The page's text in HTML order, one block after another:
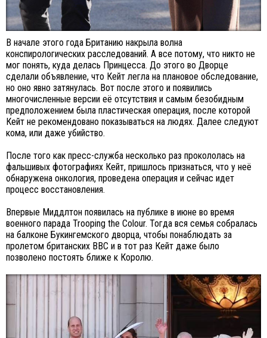
В начале этого года Британию накрыла волна
конспирологических расследований. А все потому, что никто не
мог понять, куда делась Принцесса. До этого во Дворце
сделали объявление, что Кейт легла на плановое обследование,
но оно явно затянулась. Вот после этого и появились
многочисленные версии её отсутствия и самым безобидным
предположением была пластическая операция, после которой
Кейт не рекомендовано показываться на людях. Далее следуют
кома, или даже убийство.
После того как пресс-служба несколько раз прокололась на
фальшивых фотографиях Кейт, пришлось признаться, что у неё
обнаружена онкология, проведена операция и сейчас идет
процесс восстановления.
Впервые Миддлтон появилась на публике в июне во время
военного парада Trooping the Colour. Тогда вся семья собралась
на балконе Букингемского дворца, чтобы понаблюдать за
пролетом британских ВВС и в тот раз Кейт даже было
позволено постоять ближе к Королю.